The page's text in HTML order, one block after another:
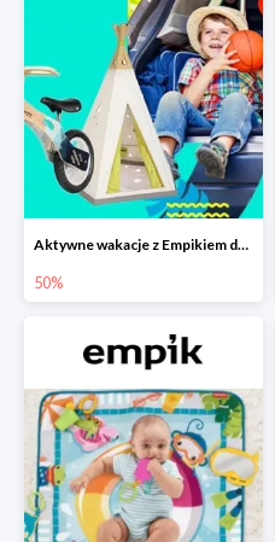
Aktywne wakacje z Empikiem do -50%
50%